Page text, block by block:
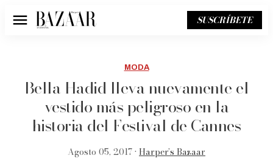
Menú SUSCRÍBETE
MODA
Bella Hadid lleva nuevamente el
vestido más peligroso en la
historia del Festival de Cannes
Agosto 05, 2017 • Harper’s Bazaar